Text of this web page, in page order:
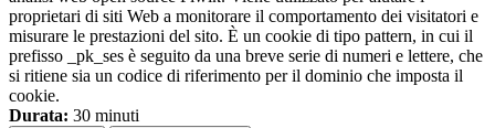
proprietari di siti Web a monitorare il comportamento dei visitatori e
misurare le prestazioni del sito. È un cookie di tipo pattern, in cui il
prefisso _pk_ses è seguito da una breve serie di numeri e lettere, che
si ritiene sia un codice di riferimento per il dominio che imposta il
cookie.
Durata: 30 minuti